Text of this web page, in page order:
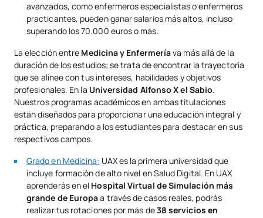
avanzados, como enfermeros especialistas o enfermeros
practicantes, pueden ganar salarios más altos, incluso
superando los 70.000 euros o más.
La elección entre Medicina y Enfermeríava más allá de la
duración de los estudios; se trata de encontrar la trayectoria
que se alinee con tus intereses, habilidades y objetivos
profesionales. En la Universidad Alfonso X el Sabio.
Nuestros programas académicos en ambas titulaciones
están diseñados para proporcionar una educación integral y
práctica, preparando a los estudiantes para destacar en sus
respectivos campos.
Grado en Medicina: UAX es la primera universidad que
incluye formación de alto nivel en Salud Digital. En UAX
aprenderás en el Hospital Virtual de Simulación más
grande de Europaa través de casos reales, podrás
realizar tus rotaciones por más de38 servicios en